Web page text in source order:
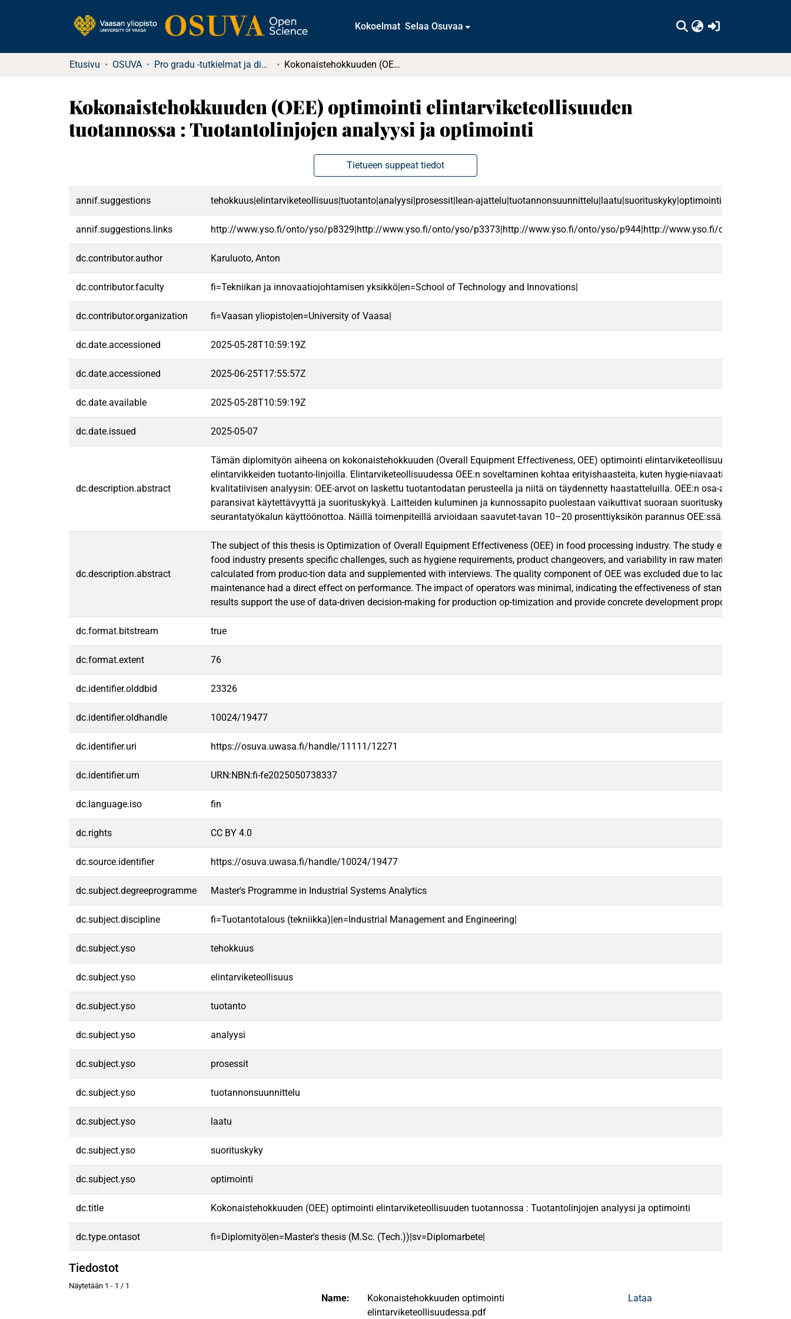
Kokoelmat Selaa Osuvaa
Etusivu OSUVA Pro gradu -tutkielmat ja diplomityöt Kokonaistehokkuuden (OEE) optimointi elintarviketeollisuuden tuotannossa : Tuotantolinjojen analyysi ja optimointi
Kokonaistehokkuuden (OEE) optimointi elintarviketeollisuuden
tuotannossa : Tuotantolinjojen analyysi ja optimointi
Tietueen suppeat tiedot
annif.suggestions tehokkuus|elintarviketeollisuus|tuotanto|analyysi|prosessit|lean-ajattelu|tuotannonsuunnittelu|laatu|suorituskyky|optimointi|fi
annif.suggestions.links http://www.yso.fi/onto/yso/p8329|http://www.yso.fi/onto/yso/p3373|http://www.yso.fi/onto/yso/p944|http://www.yso.fi/onto/yso/
dc.contributor.author Karuluoto, Anton
dc.contributor.faculty fi=Tekniikan ja innovaatiojohtamisen yksikkö|en=School of Technology and Innovations|
dc.contributor.organization fi=Vaasan yliopisto|en=University of Vaasa|
dc.date.accessioned 2025-05-28T10:59:19Z
dc.date.accessioned 2025-06-25T17:55:57Z
dc.date.available 2025-05-28T10:59:19Z
dc.date.issued 2025-05-07
dc.description.abstract
Tämän diplomityön aiheena on kokonaistehokkuuden (Overall Equipment Effectiveness, OEE) optimointi elintarviketeollisuuden
elintarvikkeiden tuotanto-linjoilla. Elintarviketeollisuudessa OEE:n soveltaminen kohtaa erityishaasteita, kuten hygie-niavaatimukset,
kvalitatiivisen analyysin: OEE-arvot on laskettu tuotantodatan perusteella ja niitä on täydennetty haastatteluilla. OEE:n osa-alueista
paransivat käytettävyyttä ja suorituskykyä. Laitteiden kuluminen ja kunnossapito puolestaan vaikuttivat suoraan suorituskykyyn.
seurantatyökalun käyttöönottoa. Näillä toimenpiteillä arvioidaan saavutet-tavan 10–20 prosenttiyksikön parannus OEE:ssä. Tulokset
dc.description.abstract
The subject of this thesis is Optimization of Overall Equipment Effectiveness (OEE) in food processing industry. The study examines
food industry presents specific challenges, such as hygiene requirements, product changeovers, and variability in raw materials. The
calculated from produc-tion data and supplemented with interviews. The quality component of OEE was excluded due to lack of
maintenance had a direct effect on performance. The impact of operators was minimal, indicating the effectiveness of standardized
results support the use of data-driven decision-making for production op-timization and provide concrete development proposals for the
dc.format.bitstream true
dc.format.extent 76
dc.identifier.olddbid 23326
dc.identifier.oldhandle 10024/19477
dc.identifier.uri https://osuva.uwasa.fi/handle/11111/12271
dc.identifier.urn URN:NBN:fi-fe2025050738337
dc.language.iso fin
dc.rights CC BY 4.0
dc.source.identifier https://osuva.uwasa.fi/handle/10024/19477
dc.subject.degreeprogramme Master's Programme in Industrial Systems Analytics
dc.subject.discipline fi=Tuotantotalous (tekniikka)|en=Industrial Management and Engineering|
dc.subject.yso tehokkuus
dc.subject.yso elintarviketeollisuus
dc.subject.yso tuotanto
dc.subject.yso analyysi
dc.subject.yso prosessit
dc.subject.yso tuotannonsuunnittelu
dc.subject.yso laatu
dc.subject.yso suorituskyky
dc.subject.yso optimointi
dc.title Kokonaistehokkuuden (OEE) optimointi elintarviketeollisuuden tuotannossa : Tuotantolinjojen analyysi ja optimointi
dc.type.ontasot fi=Diplomityö|en=Master's thesis (M.Sc. (Tech.))|sv=Diplomarbete|
Tiedostot
Näytetään 1 - 1 / 1
Name:
Kokonaistehokkuuden optimointi
elintarviketeollisuudessa.pdf
Lataa